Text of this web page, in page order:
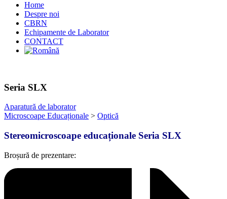
Home
Despre noi
CBRN
Echipamente de Laborator
CONTACT
Seria SLX
Aparatură de laborator
Microscoape Educaționale > Optică
Stereomicroscoape educaționale Seria SLX
Broșură de prezentare: